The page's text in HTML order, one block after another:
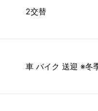
2交替
車 バイク 送迎 ※冬